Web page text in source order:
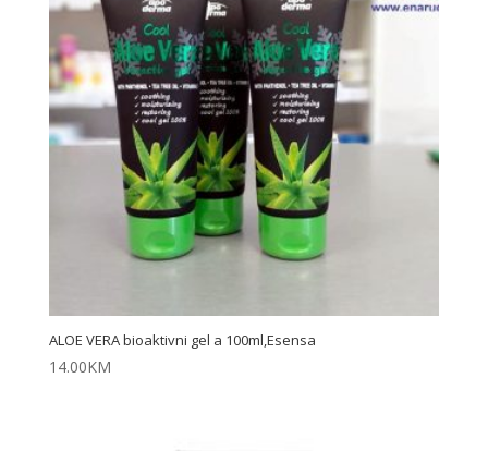
ALOE VERA bioaktivni gel a 100ml,Esensa
14.00KM